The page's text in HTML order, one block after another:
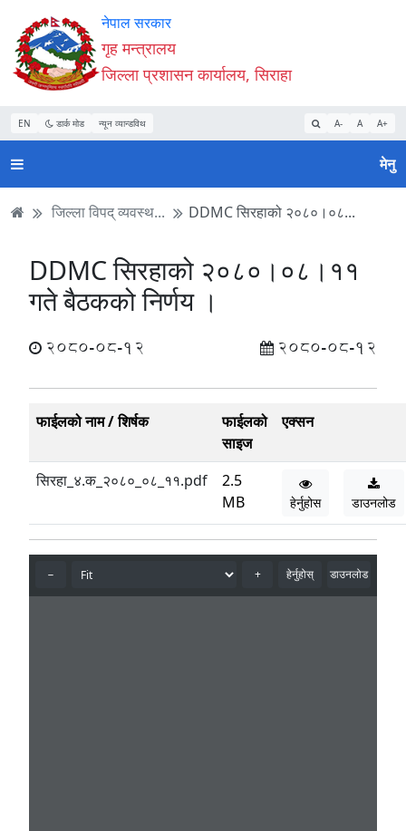
Accessibility
Mode
सुरु
गर्नुहोस्
सामाग्री
पढ्नुहाेस्
नेभिगेसन
पढ्नुहाेस्
वेबसाइट
खोजमा
जानुहोस्
नेपाल सरकार
गृह मन्त्रालय
जिल्ला प्रशासन कार्यालय, सिराहा
EN डार्क मोड न्यून व्यान्डविथ A- A A+
मेनु
जिल्ला विपद् व्यवस्थ... DDMC सिरहाको २०८०।०८...
DDMC सिरहाको २०८०।०८।११
गते बैठकको निर्णय ।
2080-08-12 2080-08-12
फाईलको नाम / शिर्षक
फाईलको
साइज
एक्सन
सिरहा_४.क_२०८०_०८_११.pdf
2.5
MB
हेर्नुहोस डाउनलोड